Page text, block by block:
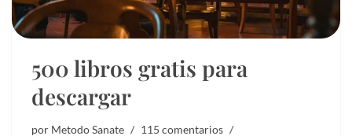
500 libros gratis para
descargar
por Metodo Sanate
115 comentarios